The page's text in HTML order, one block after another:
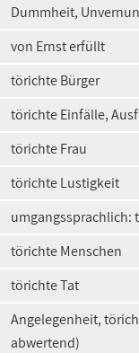
Dummheit,
von Ernst erfüllt
törichte Bürger
törichte Einfälle,
törichte Frau
törichte Lustigkeit
umgangssprachlich:
törichte Menschen
törichte Tat
Angelegenheit,
abwertend)